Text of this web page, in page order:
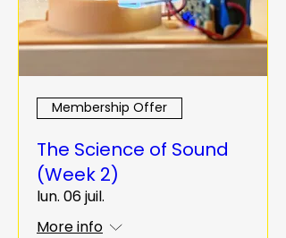
Membership Offer
The Science of Sound
(Week 2)
lun. 06 juil.
More info